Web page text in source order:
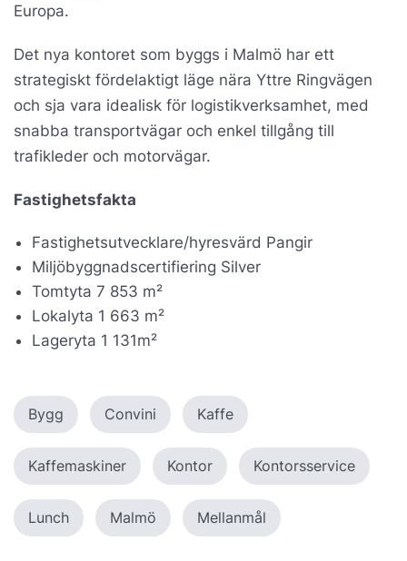
Europa.
Det nya kontoret som byggs i Malmö har ett
strategiskt fördelaktigt läge nära Yttre Ringvägen
och sja vara idealisk för logistikverksamhet, med
snabba transportvägar och enkel tillgång till
trafikleder och motorvägar.
Fastighetsfakta
Fastighetsutvecklare/hyresvärd Pangir
Miljöbyggnadscertifiering Silver
Tomtyta 7 853 m²
Lokalyta 1 663 m²
Lageryta 1 131m²
Bygg Convini Kaffe
Kaffemaskiner Kontor Kontorsservice
Lunch Malmö Mellanmål